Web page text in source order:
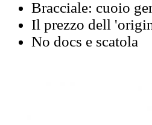
Bracciale: cuoio
Il prezzo dell
No docs e scatola